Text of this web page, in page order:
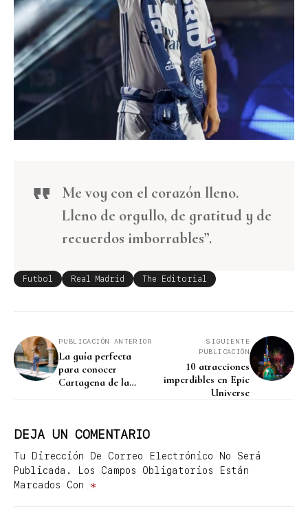
Me voy con el corazón lleno.
Lleno de orgullo, de gratitud y de
recuerdos imborrables”.
Futbol Real Madrid The Editorial
PUBLICACIÓN ANTERIOR
La guía perfecta
para conocer
Cartagena de la
SIGUIENTE
PUBLICACIÓN
10 atracciones
imperdibles en Epic
Universe
DEJA UN COMENTARIO
Tu Dirección De Correo Electrónico No Será
Publicada.
Los Campos Obligatorios Están
Marcados Con *